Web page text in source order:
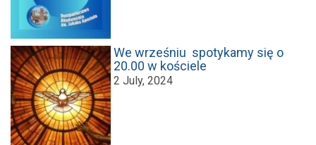
We wrześniu spotykamy się o
20.00 w kościele
2 July, 2024